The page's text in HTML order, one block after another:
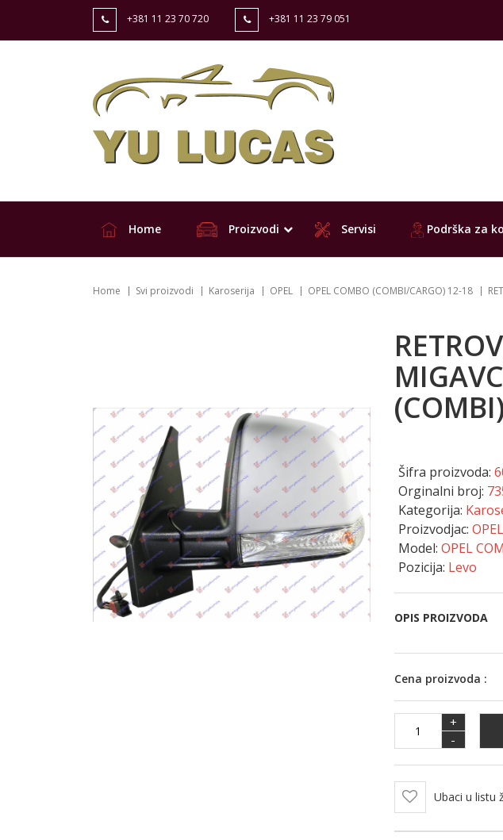
+381 11 23 70 720 +381 11 23 79 051
Home Proizvodi Servisi Podrška za
Home Svi proizvodi Karoserija OPEL OPEL COMBO (COMBI/CARGO) 12-18
Šifra proizvoda:
Orginalni broj:
Kategorija:
Proizvodjac: OPEL
Model: OPEL
Pozicija: Levo
OPIS PROIZVODA
Cena proizvoda :
+
-
Ubaci u listu